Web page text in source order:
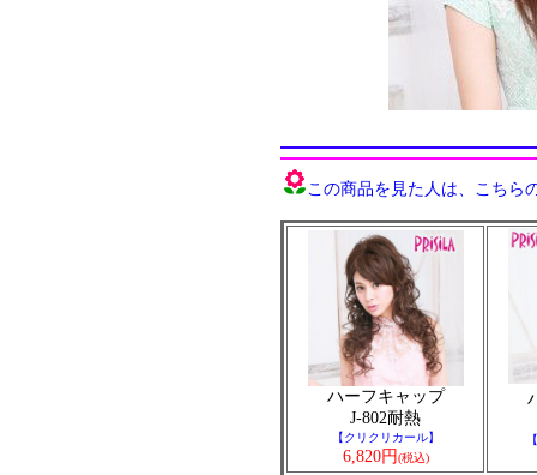
この商品を見た人は、こちら
ハーフキャップ
J-802耐熱
【クリクリカール】
6,820円(税込)